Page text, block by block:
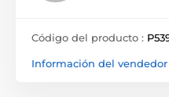
Código del producto :
Información del vendedor